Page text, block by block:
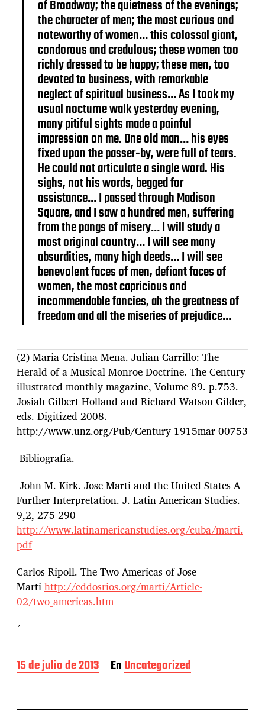
of Broadway; the quietness of the evenings;
the character of men; the most curious and
noteworthy of women… this colossal giant,
condorous and credulous; these women too
richly dressed to be happy; these men, too
devoted to business, with remarkable
neglect of spiritual business… As I took my
usual nocturne walk yesterday evening,
many pitiful sights made a painful
impression on me. One old man… his eyes
fixed upon the passer-by, were full of tears.
He could not articulate a single word. His
sighs, not his words, begged for
assistance… I passed through Madison
Square, and I saw a hundred men, suffering
from the pangs of misery… I will study a
most original country… I will see many
absurdities, many high deeds… I will see
benevolent faces of men, defiant faces of
women, the most capricious and
incommendable fancies, ah the greatness of
freedom and all the miseries of prejudice…
(2) Maria Cristina Mena. Julian Carrillo: The
Herald of a Musical Monroe Doctrine. The Century
illustrated monthly magazine, Volume 89. p.753.
Josiah Gilbert Holland and Richard Watson Gilder,
eds. Digitized 2008.
http://www.unz.org/Pub/Century-1915mar-00753
Bibliografia.
John M. Kirk. Jose Marti and the United States A
Further Interpretation. J. Latin American Studies.
9,2, 275-290
http://www.latinamericanstudies.org/cuba/marti.
pdf
Carlos Ripoll. The Two Americas of Jose
Martihttp://eddosrios.org/marti/Article-
02/two_americas.htm
´
F
e
15 de julio de 2013 EnUncategorized